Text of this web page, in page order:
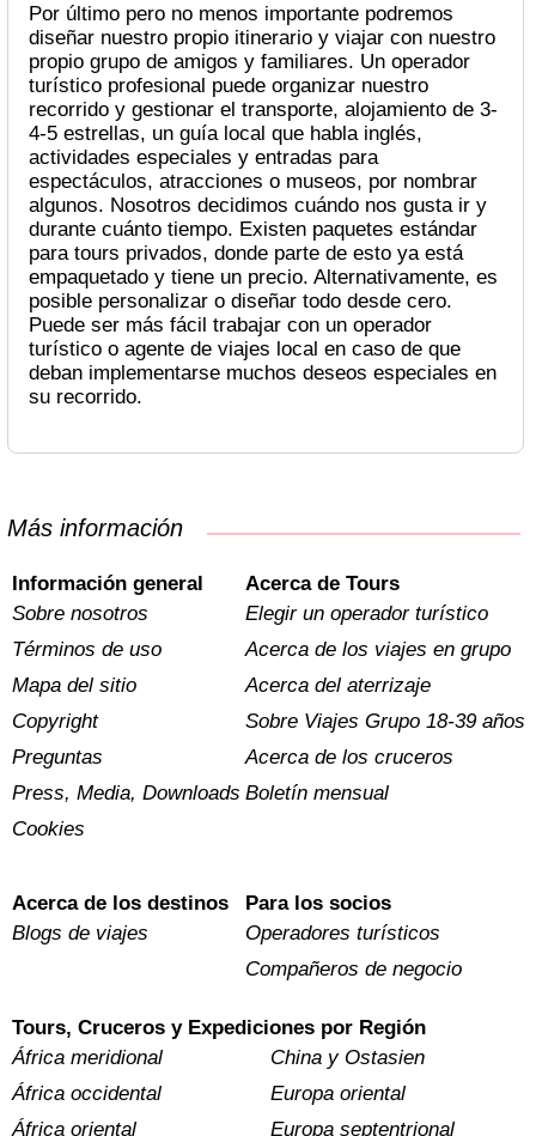
Por último pero no menos importante podremos
diseñar nuestro propio itinerario y viajar con nuestro
propio grupo de amigos y familiares. Un operador
turístico profesional puede organizar nuestro
recorrido y gestionar el transporte, alojamiento de 3-
4-5 estrellas, un guía local que habla inglés,
actividades especiales y entradas para
espectáculos, atracciones o museos, por nombrar
algunos. Nosotros decidimos cuándo nos gusta ir y
durante cuánto tiempo. Existen paquetes estándar
para tours privados, donde parte de esto ya está
empaquetado y tiene un precio. Alternativamente, es
posible personalizar o diseñar todo desde cero.
Puede ser más fácil trabajar con un operador
turístico o agente de viajes local en caso de que
deban implementarse muchos deseos especiales en
su recorrido.
Más información
Información general
Sobre nosotros
Términos de uso
Mapa del sitio
Copyright
Preguntas
Press, Media, Downloads
Cookies
Acerca de Tours
Elegir un operador turístico
Acerca de los viajes en grupo
Acerca del aterrizaje
Sobre Viajes Grupo 18-39 años
Acerca de los cruceros
Boletín mensual
Acerca de los destinos
Blogs de viajes
Para los socios
Operadores turísticos
Compañeros de negocio
Tours, Cruceros y Expediciones por Región
África meridional
África occidental
África oriental
China y Ostasien
Europa oriental
Europa septentrional